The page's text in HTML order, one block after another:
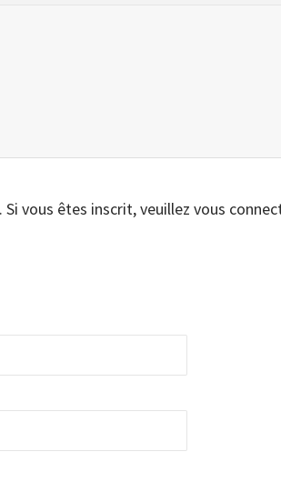
vous êtes inscrit, veuillez vous